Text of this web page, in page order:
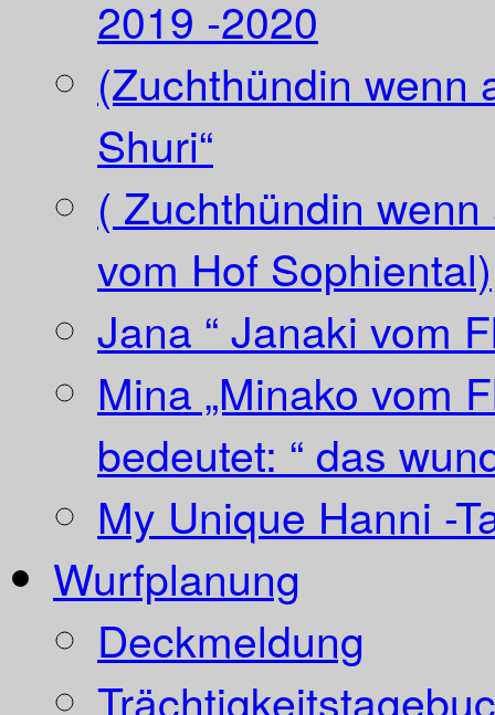
2019 -2020
(Zuchthündin wenn
Shuri“
( Zuchthündin
vom Hof Sophiental)
Jana “ Janaki vom
Mina „Minako vom
bedeutet: “ das
My Unique Hanni -
Wurfplanung
Deckmeldung